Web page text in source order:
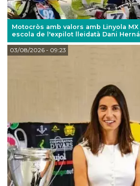
Motocròs amb valors amb Linyola
escola de l'expilot lleidatà Dani
03/08/2026- 09:23